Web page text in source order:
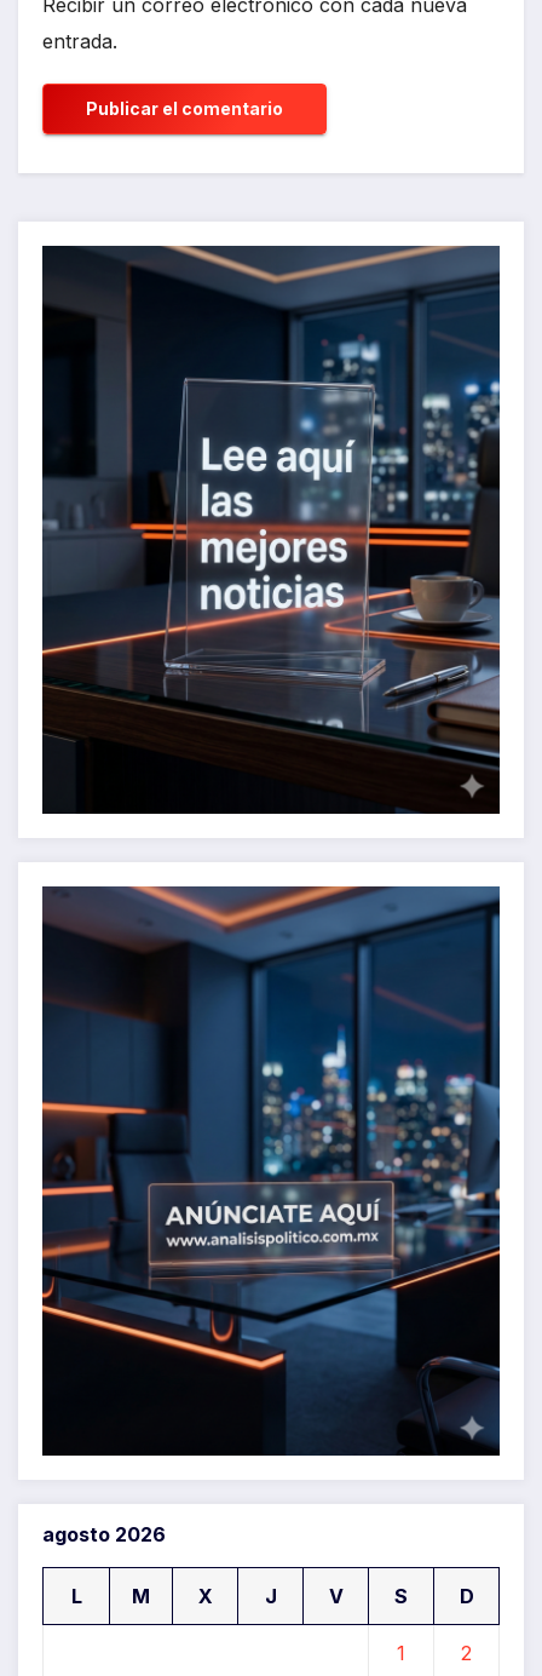
Recibir un correo electrónico con cada nueva
entrada.
agosto 2026
L M X J V S D
1 2